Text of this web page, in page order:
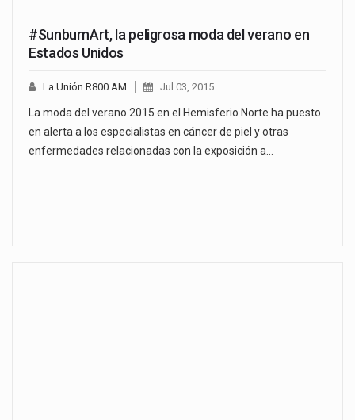
#SunburnArt, la peligrosa moda del verano en
Estados Unidos
La Unión R800 AM Jul 03, 2015
La moda del verano 2015 en el Hemisferio Norte ha puesto
en alerta a los especialistas en cáncer de piel y otras
enfermedades relacionadas con la exposición a…